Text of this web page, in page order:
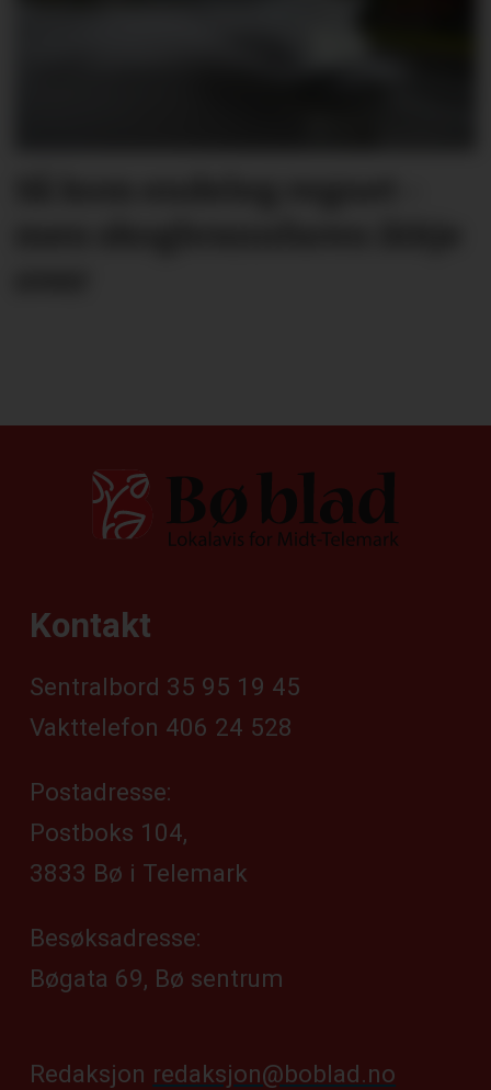
Kontakt
Sentralbord 35 95 19 45
Vakttelefon 406 24 528
Postadresse:
Postboks 104,
3833 Bø i Telemark
Besøksadresse:
Bøgata 69, Bø sentrum
Redaksjon redaksjon@boblad.no